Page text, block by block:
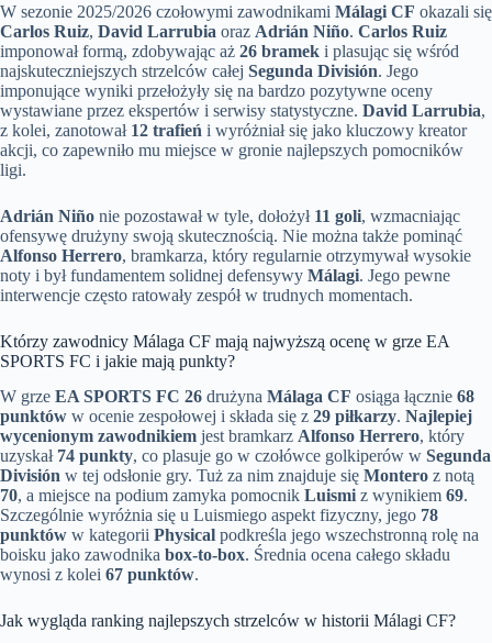
W sezonie 2025/2026 czołowymi zawodnikami Málagi CF okazali się
Carlos Ruiz, David Larrubia oraz Adrián Niño. Carlos Ruiz
imponował formą, zdobywając aż 26 bramek i plasując się wśród
najskuteczniejszych strzelców całej Segunda División. Jego
imponujące wyniki przełożyły się na bardzo pozytywne oceny
wystawiane przez ekspertów i serwisy statystyczne. David Larrubia,
z kolei, zanotował 12 trafień i wyróżniał się jako kluczowy kreator
akcji, co zapewniło mu miejsce w gronie najlepszych pomocników
ligi.
Adrián Niño nie pozostawał w tyle, dołożył 11 goli, wzmacniając
ofensywę drużyny swoją skutecznością. Nie można także pominąć
Alfonso Herrero, bramkarza, który regularnie otrzymywał wysokie
noty i był fundamentem solidnej defensywy Málagi. Jego pewne
interwencje często ratowały zespół w trudnych momentach.
Którzy zawodnicy Málaga CF mają najwyższą ocenę w grze EA
SPORTS FC i jakie mają punkty?
W grze EA SPORTS FC 26 drużyna Málaga CF osiąga łącznie 68
punktów w ocenie zespołowej i składa się z 29 piłkarzy. Najlepiej
wycenionym zawodnikiem jest bramkarz Alfonso Herrero, który
uzyskał 74 punkty, co plasuje go w czołówce golkiperów w Segunda
División w tej odsłonie gry. Tuż za nim znajduje się Montero z notą
70, a miejsce na podium zamyka pomocnik Luismi z wynikiem 69.
Szczególnie wyróżnia się u Luismiego aspekt fizyczny, jego 78
punktów w kategorii Physical podkreśla jego wszechstronną rolę na
boisku jako zawodnika box-to-box. Średnia ocena całego składu
wynosi z kolei 67 punktów.
Jak wygląda ranking najlepszych strzelców w historii Málagi CF?